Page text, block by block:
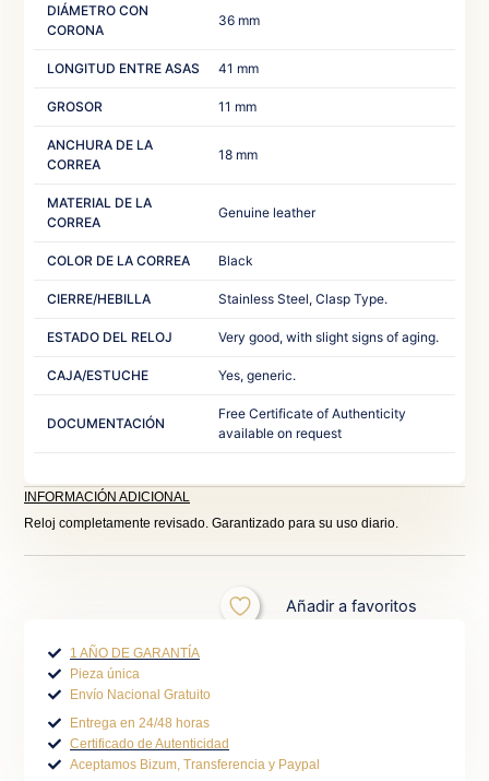
DIÁMETRO CON
CORONA
36 mm
LONGITUD ENTRE ASAS 41 mm
GROSOR 11 mm
ANCHURA DE LA
CORREA
18 mm‎ ‎ ‎
MATERIAL DE LA
CORREA
Genuine leather‎
COLOR DE LA CORREA Black‎
CIERRE/HEBILLA Stainless Steel, Clasp Type.‎ ‎
ESTADO DEL RELOJ Very good, with slight signs of aging.‎
CAJA/ESTUCHE Yes, generic.‎ ‎
DOCUMENTACIÓN
Free Certificate of Authenticity
available on request‎
INFORMACIÓN ADICIONAL
Reloj completamente revisado. Garantizado para su uso diario.
Añadir a favoritos
1 AÑO DE GARANTÍA
Pieza única
Envío Nacional Gratuito
Entrega en 24/48 horas
Certificado de Autenticidad
Aceptamos Bizum, Transferencia y Paypal